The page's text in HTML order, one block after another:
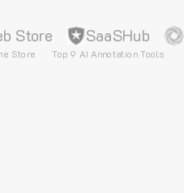
Store
Store
SaaSHub
Top 9 AI Annotation Tools